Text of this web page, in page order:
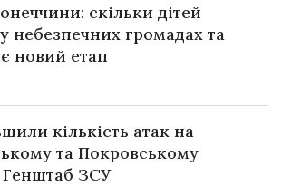
скільки дітей
небезпечних громадах та
новий етап
кількість атак на
та Покровському
ЗСУ